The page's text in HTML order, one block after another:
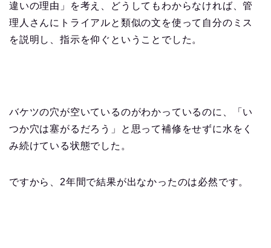
違いの理由」を考え、どうしてもわからなければ、管
理人さんにトライアルと類似の文を使って自分のミス
を説明し、指示を仰ぐということでした。
バケツの穴が空いているのがわかっているのに、「い
つか穴は塞がるだろう」と思って補修をせずに水をく
み続けている状態でした。
ですから、2年間で結果が出なかったのは必然です。